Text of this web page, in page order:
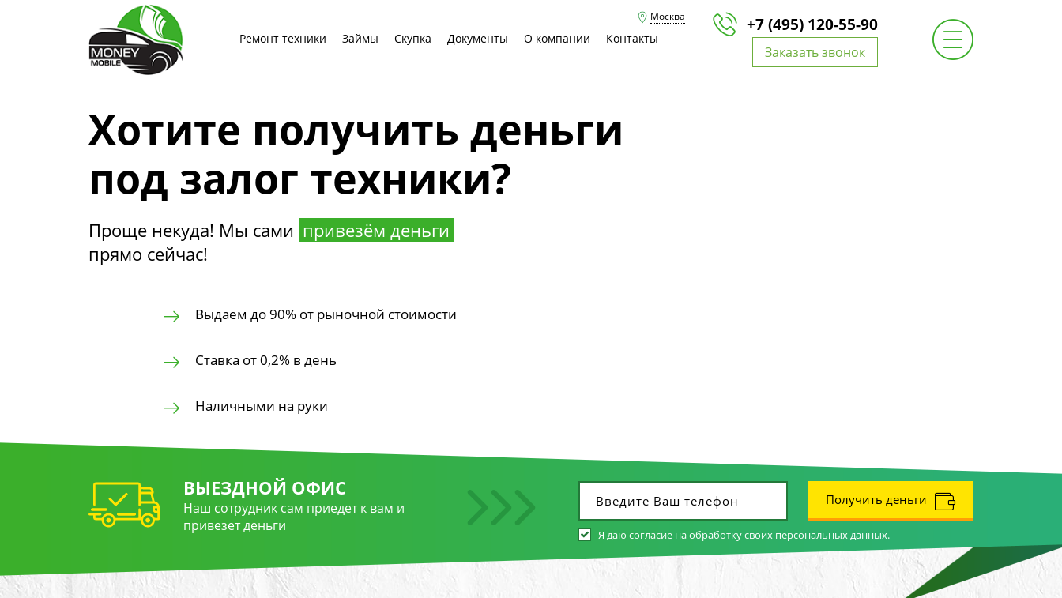
Ремонт техники Займы Скупка Документы О компании Контакты
+7 (495) 120-55-90
Заказать звонок
Москва
Хотите получить деньги
под залог техники?
Проще некуда! Мы сами привезём деньги
прямо сейчас!
Выдаем до 90% от рыночной стоимости
Ставка от 0,2% в день
Наличными на руки
ВЫЕЗДНОЙ ОФИС
Наш сотрудник сам приедет к вам и
привезет деньги
Получить деньги
Я даю согласие на обработкусвоих персональных данных.